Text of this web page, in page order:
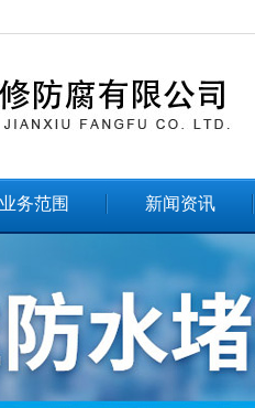
业务范围 新闻资讯